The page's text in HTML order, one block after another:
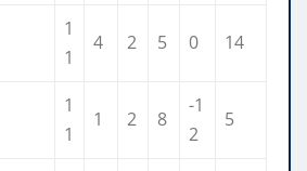
1
1
4 2 5 0 14
1
1
1 2 8
-1
2
5